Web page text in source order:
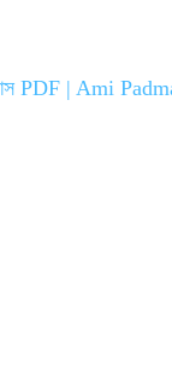
PDF | Ami